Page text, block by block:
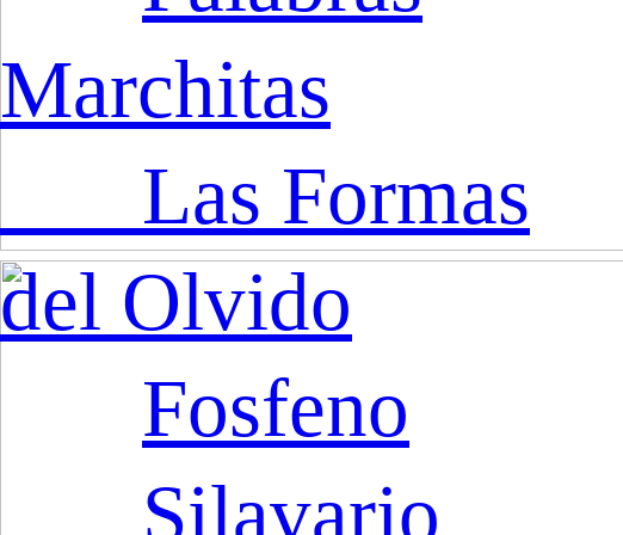
Marchitas
Las Formas
del Olvido
Fosfeno
Silavario